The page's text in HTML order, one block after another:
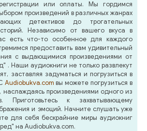
или оплаты. Мы гордимся
произведений в различных жанрах
детективов до трогательных
Независимо от вашего вкуса в
есть что-то особенное для каждого
предоставить вам удивительный
с выдающимися произведениями от
. Наши аудиокниги не только развлекут
заставляя задуматься и погрузиться в
Audiobukva.com вы можете погрузиться в
наслаждаясь произведениями одного из
Приготовьтесь к захватывающему
и эмоций. Начните слушать уже
для себя бескрайние миры аудиокниг
на Audiobukva.com.